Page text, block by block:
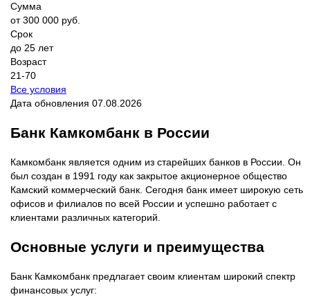
Сумма
от 300 000 руб.
Срок
до 25 лет
Возраст
21-70
Все условия
Дата обновления 07.08.2026
Банк Камкомбанк в России
Камкомбанк является одним из старейших банков в России. Он
был создан в 1991 году как закрытое акционерное общество
Камский коммерческий банк. Сегодня банк имеет широкую сеть
офисов и филиалов по всей России и успешно работает с
клиентами различных категорий.
Основные услуги и преимущества
Банк Камкомбанк предлагает своим клиентам широкий спектр
финансовых услуг: